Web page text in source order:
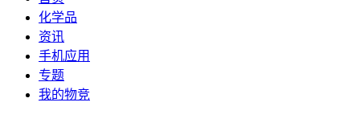
化学品
资讯
手机应用
专题
我的物竞